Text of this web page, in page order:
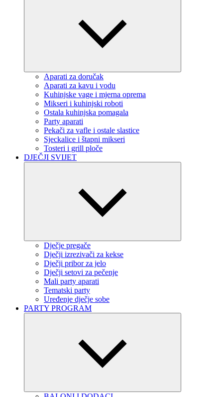
Aparati za doručak
Aparati za kavu i vodu
Kuhinjske vage i mjerna oprema
Mikseri i kuhinjski roboti
Ostala kuhinjska pomagala
Party aparati
Pekači za vafle i ostale slastice
Sjeckalice i štapni mikseri
Tosteri i grill ploče
DJEČJI SVIJET
Dječje pregače
Dječji izrezivači za kekse
Dječji pribor za jelo
Dječji setovi za pečenje
Mali party aparati
Tematski party
Uređenje dječje sobe
PARTY PROGRAM